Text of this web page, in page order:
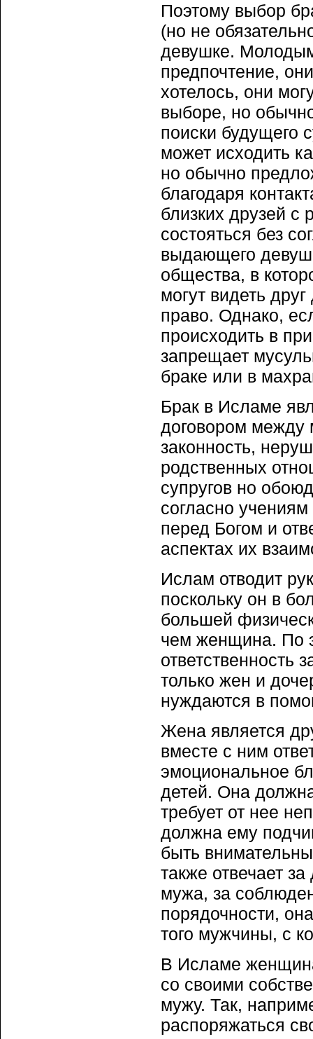
Поэтому выбор
(но не
девушке.
предпочтение,
хотелось, они
выборе, но
поиски будущего
может исходить
но обычно
благодаря
близких друзей с
состояться без
выдающего
общества, в
могут видеть
право. Однако,
происходить в
запрещает
браке или в
Брак в Исламе
договором
законность,
родственных
супругов но
согласно
перед Богом и
аспектах их
Ислам отводит
поскольку он в
большей
чем женщина. По
ответственность
только жен и
нуждаются в
Жена является
вместе с ним
эмоциональное
детей. Она
требует от нее
должна ему
быть
также отвечает
мужа, за
порядочности,
того мужчины, с
В Исламе
со своими
мужу. Так,
распоряжаться